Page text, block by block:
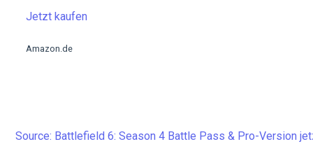
Jetzt kaufen
Amazon.de
Source: Battlefield 6: Season 4 Battle Pass & Pro-Version